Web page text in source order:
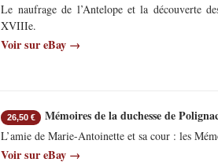
Le naufrage de l’Antelope et la découverte
XVIIIe.
Voir sur eBay →
26,50 € Mémoires de la duchesse de
L’amie de Marie-Antoinette et sa cour : les
Voir sur eBay →